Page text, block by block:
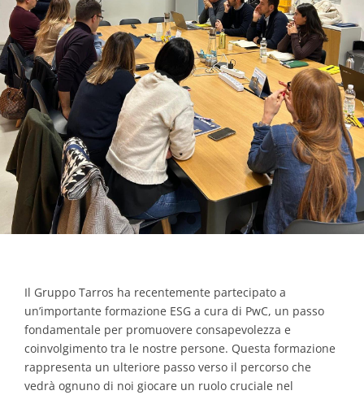
Contacts
Il Gruppo Tarros ha recentemente partecipato a
un’importante formazione ESG a cura di PwC, un passo
fondamentale per promuovere consapevolezza e
coinvolgimento tra le nostre persone. Questa formazione
rappresenta un ulteriore passo verso il percorso che
vedrà ognuno di noi giocare un ruolo cruciale nel